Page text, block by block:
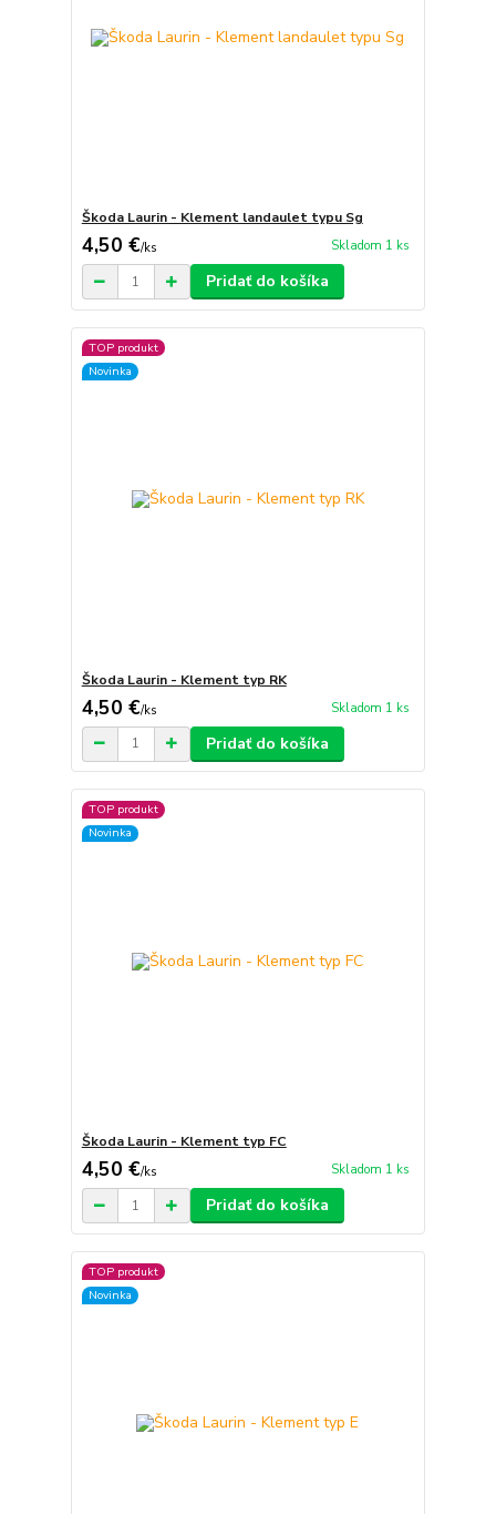
Škoda Laurin - Klement landaulet typu Sg
4,50 €/ks Skladom 1 ks
Pridať do košíka
TOP produkt
Novinka
Škoda Laurin - Klement typ RK
4,50 €/ks Skladom 1 ks
Pridať do košíka
TOP produkt
Novinka
Škoda Laurin - Klement typ FC
4,50 €/ks Skladom 1 ks
Pridať do košíka
TOP produkt
Novinka